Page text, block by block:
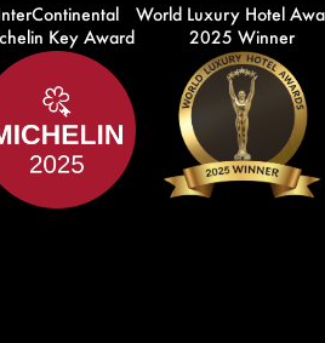
Key Award
World Luxury Hotel
2025 Winner